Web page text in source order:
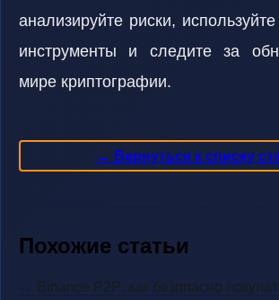
анализируйте риски,
инструменты и следите за
мире криптографии.
← Вернуться к списку
Похожие статьи
→ Binance P2P: как безопасно